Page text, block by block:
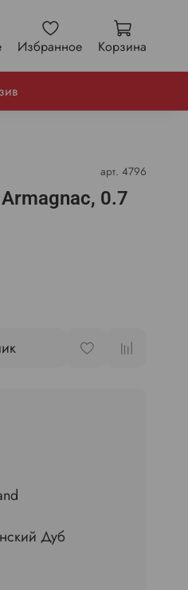
Избранное Корзина
арт. 4796
0.7
Дуб